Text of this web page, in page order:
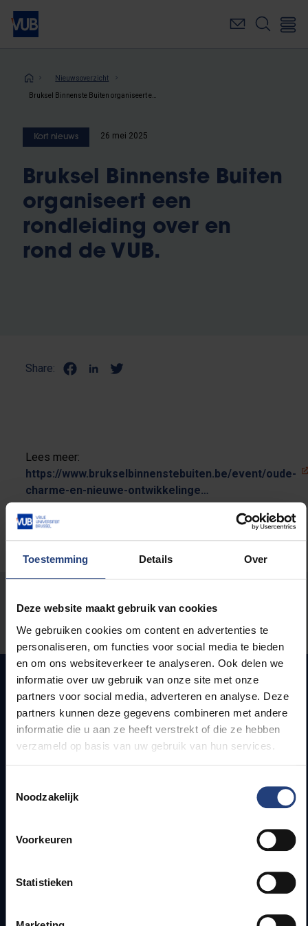
Toestemming Details Over
Deze website maakt gebruik van cookies
We gebruiken cookies om content en advertenties te
personaliseren, om functies voor social media te bieden
en om ons websiteverkeer te analyseren. Ook delen we
informatie over uw gebruik van onze site met onze
partners voor social media, adverteren en analyse. Deze
partners kunnen deze gegevens combineren met andere
informatie die u aan ze heeft verstrekt of die ze hebben
verzameld op basis van uw gebruik van hun services.
Noodzakelijk
Voorkeuren
Statistieken
Overslaan
naar
inhoudKruimelpad
Nieuwsoverzicht
Kort nieuws 26 mei 2025
Bruksel Binnenste Buiten
organiseert een
rondleiding over en
rond de VUB.
Share:
Lees meer:
https://www.brukselbinnenstebuiten.be/event/oude-
charme-en-nieuwe-ontwikkelinge…
Laat het ons weten
Snel naar
Webmail
Bereikbaarheid